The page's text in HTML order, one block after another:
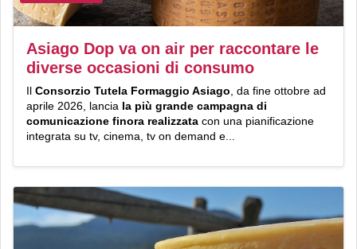
Asiago Dop va on air per raccontare le
diverse occasioni di consumo
Il Consorzio Tutela Formaggio Asiago , da fine ottobre ad
aprile 2026, lancia la più grande campagna di
comunicazione finora realizzata con una pianificazione
integrata su tv, cinema, tv on demand e...